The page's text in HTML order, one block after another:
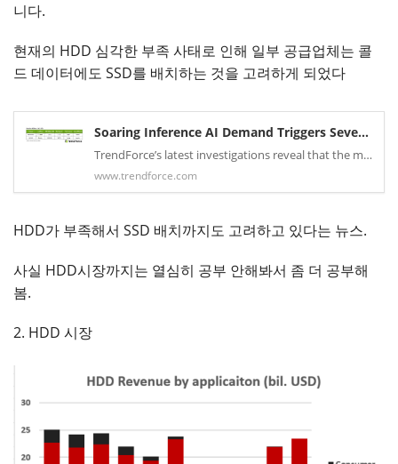
니다.
현재의 HDD 심각한 부족 사태로 인해 일부 공급업체는 콜
드 데이터에도 SSD를 배치하는 것을 고려하게 되었다
Soaring Inference AI Demand Triggers Severe Nearline HDD Shortages; QLC SSD Shipments Poised for Breakout in 2026, Says TrendForce
TrendForce’s latest investigations reveal that the massive data volumes generated by AI are straining the global infrastructure of data center storage. Nearline HDDs, traditionally the backbone of large-scale data storage, are now facing severe supply shortages, pushing high-performance yet higher-cost SSDs into the market spotlight. In particular, shipments of high-capacity QLC SSDs could see explosive growth in 2026.
www.trendforce.com
HDD가 부족해서 SSD 배치까지도 고려하고 있다는 뉴스.
사실 HDD시장까지는 열심히 공부 안해봐서 좀 더 공부해
봄.
2. HDD 시장